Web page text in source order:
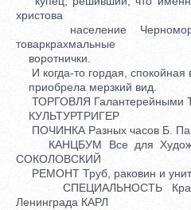
христова
население
товаркрахмальные
воротнички.
И когда-то гордая, спокойная
приобрела мерзкий вид.
ТОРГОВЛЯ Галантерейными
КУЛЬТУРТРИГЕР
ПОЧИНКА Разных часов Б.
КАНЦБУМ Все для
СОКОЛОВСКИЙ
РЕМОНТ Труб, раковин и
СПЕЦИАЛЬНОСТЬ
Ленинграда КАРЛ